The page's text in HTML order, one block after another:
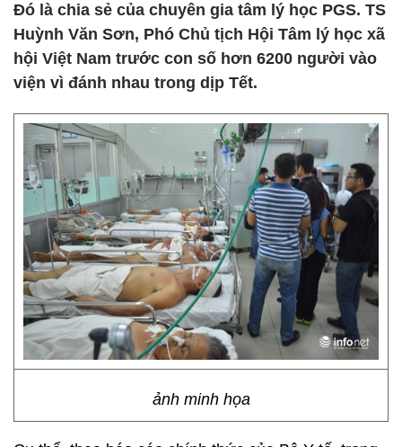
Đó là chia sẻ của chuyên gia tâm lý học PGS. TS
Huỳnh Văn Sơn, Phó Chủ tịch Hội Tâm lý học xã
hội Việt Nam trước con số hơn 6200 người vào
viện vì đánh nhau trong dịp Tết.
ảnh minh họa